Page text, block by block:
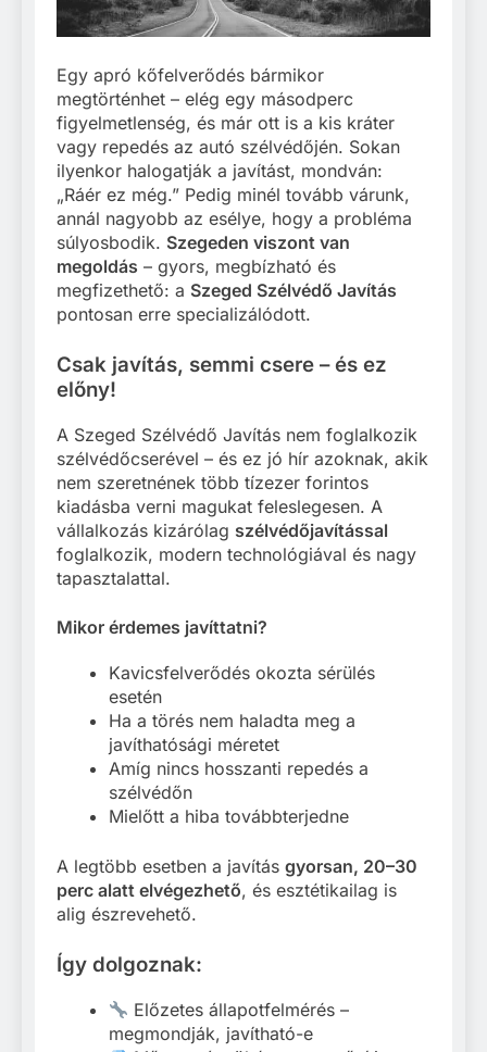
Egy apró kőfelverődés bármikor
megtörténhet – elég egy másodperc
figyelmetlenség, és már ott is a kis kráter
vagy repedés az autó szélvédőjén. Sokan
ilyenkor halogatják a javítást, mondván:
„Ráér ez még.” Pedig minél tovább várunk,
annál nagyobb az esélye, hogy a probléma
súlyosbodik. Szegeden viszont van
megoldás – gyors, megbízható és
megfizethető: a Szeged Szélvédő Javítás
pontosan erre specializálódott.
Csak javítás, semmi csere – és ez
előny!
A Szeged Szélvédő Javítás nem foglalkozik
szélvédőcserével – és ez jó hír azoknak, akik
nem szeretnének több tízezer forintos
kiadásba verni magukat feleslegesen. A
vállalkozás kizárólag szélvédőjavítással
foglalkozik, modern technológiával és nagy
tapasztalattal.
Mikor érdemes javíttatni?
Kavicsfelverődés okozta sérülés
esetén
Ha a törés nem haladta meg a
javíthatósági méretet
Amíg nincs hosszanti repedés a
szélvédőn
Mielőtt a hiba továbbterjedne
A legtöbb esetben a javítás gyorsan, 20–30
perc alatt elvégezhető, és esztétikailag is
alig észrevehető.
Így dolgoznak:
Előzetes állapotfelmérés –
megmondják, javítható-e